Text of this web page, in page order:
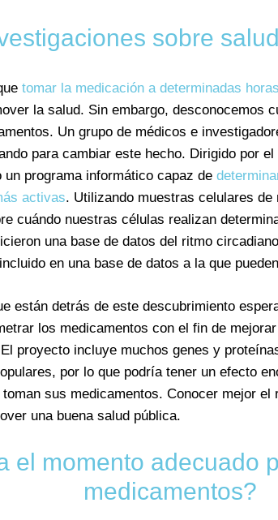
sobre
tomar la medicación a determinadas horas
la salud. Sin embargo, desconocemos
Un grupo de médicos e
para cambiar este hecho. Dirigido por
un programa informático capaz de
activas. Utilizando muestras celulares de
cuándo nuestras células realizan
una base de datos del ritmo
en una base de datos a la que
están detrás de este descubrimiento
los medicamentos con el fin de
proyecto incluye muchos genes y
por lo que podría tener un efecto
sus medicamentos. Conocer mejor el
una buena salud pública.
el momento adecuado
medicamentos?